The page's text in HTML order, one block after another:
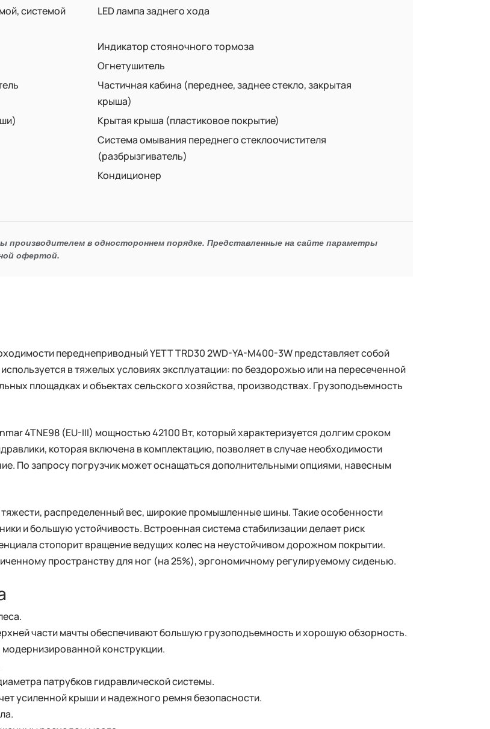
системой
LED лампа заднего хода
Индикатор стояночного тормоза
Огнетушитель
Частичная кабина (переднее, заднее стекло, закрытая
крыша)
Крытая крыша (пластиковое покрытие)
Система омывания переднего стеклоочистителя
(разбрызгиватель)
Кондиционер
производителем в одностороннем порядке. Представленные на сайте параметры
офертой.
переднеприводный YETT TRD30 2WD-YA-M400-3W представляет собой
в тяжелых условиях эксплуатации: по бездорожью или на пересеченной
площадках и объектах сельского хозяйства, производствах. Грузоподъемность
4TNE98 (EU-III) мощностью 42100 Вт, который характеризуется долгим сроком
которая включена в комплектацию, позволяет в случае необходимости
По запросу погрузчик может оснащаться дополнительными опциями, навесным
распределенный вес, широкие промышленные шины. Такие особенности
и большую устойчивость. Встроенная система стабилизации делает риск
стопорит вращение ведущих колес на неустойчивом дорожном покрытии.
пространству для ног (на 25%), эргономичному регулируемому сиденью.
части мачты обеспечивают большую грузоподъемность и хорошую обзорность.
конструкции.
патрубков гидравлической системы.
усиленной крыши и надежного ремня безопасности.